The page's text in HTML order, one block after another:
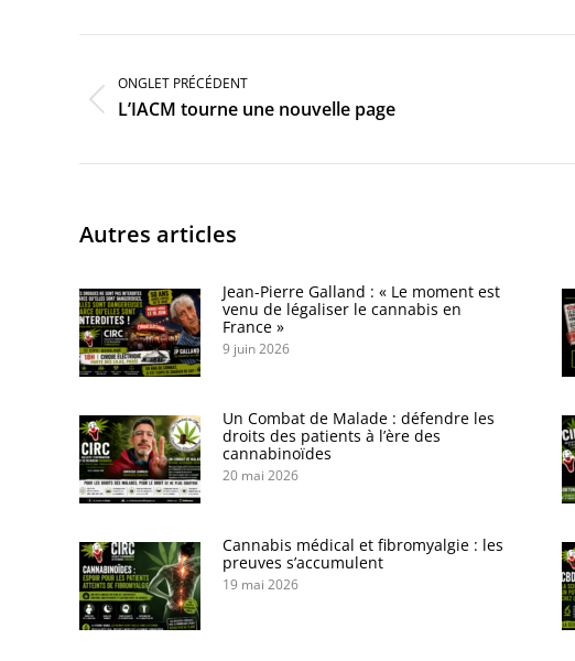
Navigation
commentaire
ONGLET PRÉCÉDENT
Onglet
précédent
L’IACM tourne une nouvelle page
Autres articles
Jean-Pierre Galland : « Le moment est
venu de légaliser le cannabis en
France »
9 juin 2026
Un Combat de Malade : défendre les
droits des patients à l’ère des
cannabinoïdes
20 mai 2026
Cannabis médical et fibromyalgie : les
preuves s’accumulent
19 mai 2026